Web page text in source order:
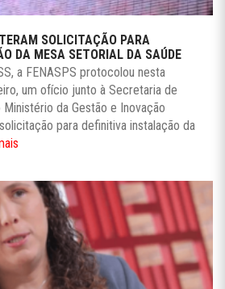
SOLICITAÇÃO PARA
DA MESA SETORIAL DA SAÚDE
a FENASPS protocolou nesta
um ofício junto à Secretaria de
da Gestão e Inovação
para definitiva instalação da